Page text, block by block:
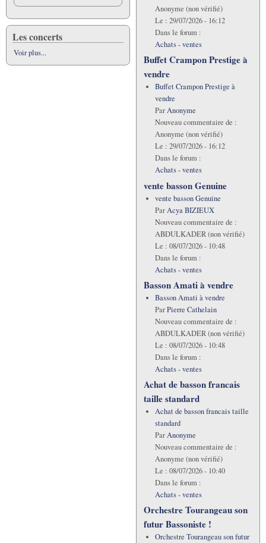
Les concerts
Voir plus...
Anonyme (non vérifié)
Le : 29/07/2026 - 16:12
Dans le forum :
Achats - ventes
Buffet Crampon Prestige à
vendre
Buffet Crampon Prestige à
vendre
ParAnonyme
Nouveau commentaire de :
Anonyme (non vérifié)
Le : 29/07/2026 - 16:12
Dans le forum :
Achats - ventes
vente basson Genuine
vente basson Genuine
ParAcya BIZIEUX
Nouveau commentaire de :
ABDULKADER (non vérifié)
Le : 08/07/2026 - 10:48
Dans le forum :
Achats - ventes
Basson Amati à vendre
Basson Amati à vendre
ParPierre Cathelain
Nouveau commentaire de :
ABDULKADER (non vérifié)
Le : 08/07/2026 - 10:48
Dans le forum :
Achats - ventes
Achat de basson francais
taille standard
Achat de basson francais taille
standard
ParAnonyme
Nouveau commentaire de :
Anonyme (non vérifié)
Le : 08/07/2026 - 10:40
Dans le forum :
Achats - ventes
Orchestre Tourangeau son
futur Bassoniste !
Orchestre Tourangeau son futur